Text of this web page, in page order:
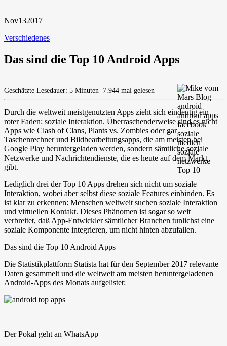
Nov132017
Verschiedenes
Das sind die Top 10 Android Apps
Geschätzte Lesedauer: 5 Minuten 7.944 mal gelesen
Durch die weltweit meistgenutzten Apps zieht sich eindeutig ein
roter Faden: soziale Interaktion. Überraschenderweise sind es nicht
Apps wie Clash of Clans, Plants vs. Zombies oder gar
Taschenrechner und Bildbearbeitungsapps, die am meisten bei
Google Play heruntergeladen werden, sondern sämtliche soziale
Netzwerke und Nachrichtendienste, die es heute auf dem Markt
gibt.
Lediglich drei der Top 10 Apps drehen sich nicht um soziale
Interaktion, wobei aber selbst diese soziale Features einbinden. Es
ist klar zu erkennen: Menschen weltweit suchen soziale Interaktion
und virtuellen Kontakt. Dieses Phänomen ist sogar so weit
verbreitet, daß App-Entwickler sämtlicher Branchen tunlichst eine
soziale Komponente integrieren, um nicht hinten abzufallen.
Das sind die Top 10 Android Apps
Die Statistikplattform Statista hat für den September 2017 relevante
Daten gesammelt und die weltweit am meisten heruntergeladenen
Android-Apps des Monats aufgelistet:
Der Pokal geht an WhatsApp